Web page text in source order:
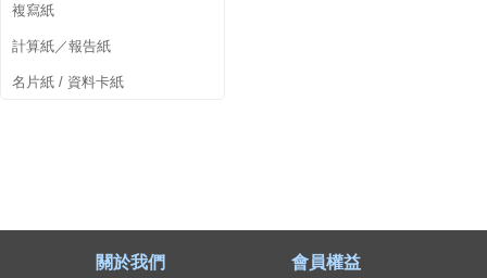
複寫紙
計算紙／報告紙
名片紙 / 資料卡紙
關於我們 會員權益